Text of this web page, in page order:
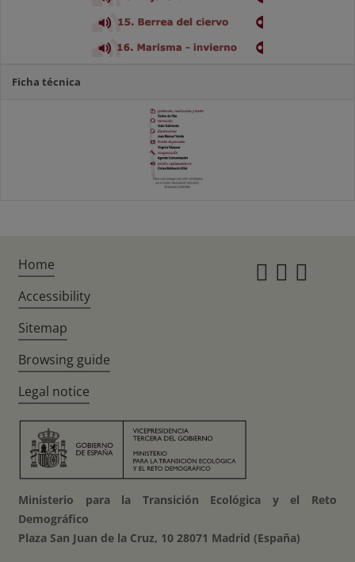
Ficha técnica
Home
Accessibility
Sitemap
Browsing guide
Legal notice
Ministerio para la Transición Ecológica y el Reto
Demográfico
Plaza San Juan de la Cruz, 10 28071 Madrid (España)